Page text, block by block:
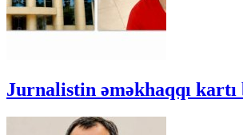
Jurnalistin əməkhaqqı kartı